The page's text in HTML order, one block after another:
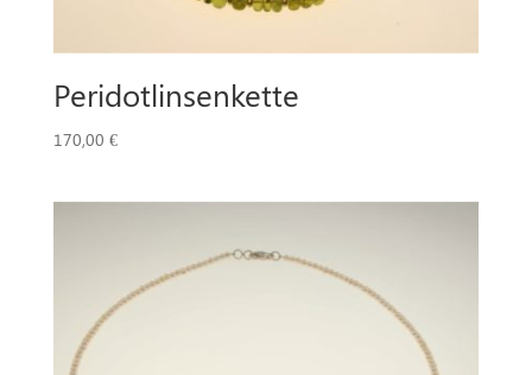
Peridotlinsenkette
170,00 €